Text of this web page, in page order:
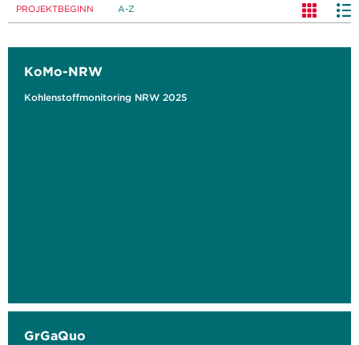
PROJEKTBEGINN A-Z
KoMo-NRW
Kohlenstoffmonitoring NRW 2025
GrGaQuo